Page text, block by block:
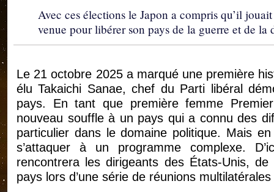
Avec ces élections le Japon a compris qu’il
venue pour libérer son pays de la guerre et de la
Le 21 octobre 2025 a marqué une première
élu Takaichi Sanae, chef du Parti libéral
pays. En tant que première femme
nouveau souffle à un pays qui a connu des
particulier dans le domaine politique. Mais
s’attaquer à un programme complexe.
rencontrera les dirigeants des États-Unis,
pays lors d’une série de réunions